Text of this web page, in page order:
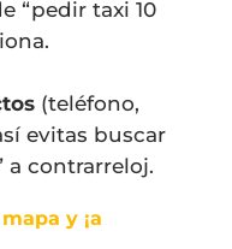
“pedir taxi 10
(teléfono,
evitas buscar
a contrarreloj.
y ¡a